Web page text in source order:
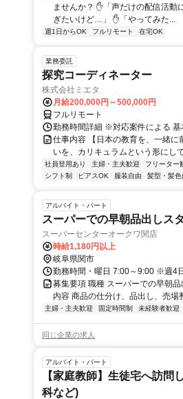
ませんか？ ✋「声だけの配信活
ぎたいけど…」 ✋「やってみた...
週1日からOK フルリモート 在宅OK
業務委託
探究コーディネーター
株式会社ミエタ
月給200,000円～500,000円
フルリモート
勤務時間詳細 ※対応案件による
仕事内容 【日本の教育を、一緒
いを、カリキュラムという形にし
社員登用あり 主婦・主夫歓迎 フリーター
シフト制
ピアスOK 服装自由 髪型・髪色
アルバイト・パート
スーパーでの早朝品出しス
スーパーセンターオークワ関店
時給1,180円以上
岐阜県関市
勤務時間・曜日 7:00～9:00 ※週4
募集要項 職種 スーパーでの早朝
内容 商品の仕分け、品出し、売場
主婦・主夫歓迎 固定時間制 未経験者歓迎
同じ企業の求人
アルバイト・パート
【家庭教師】生徒宅へ訪問
科など)